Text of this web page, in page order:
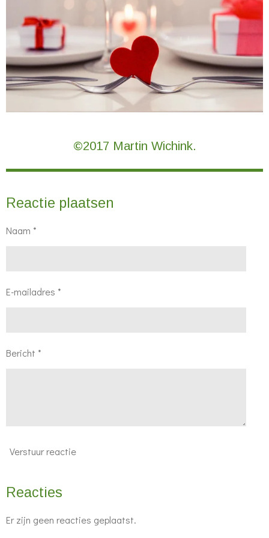
©2017 Martin Wichink.
Reactie plaatsen
Naam *
E-mailadres *
Bericht *
Verstuur reactie
Reacties
Er zijn geen reacties geplaatst.